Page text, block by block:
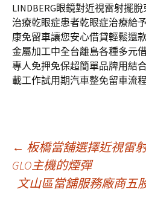
LINDBERG眼鏡對近視雷射擺
治療乾眼症患者乾眼症治療給
康免留車讓您安心借貸輕鬆還
金屬加工中全台離島各種多元
專人免押免保超簡單品牌用結
載工作試用期汽車整免留車流
文
章
← 板橋當舖選擇近視雷
GLO主機的煙彈
文山區當舖服務廠商五